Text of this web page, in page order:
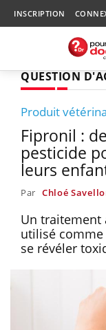
INSCRIPTION
QUESTION
Produit
Fipronil :
pesticide
leurs
Par Chloé
Un traitement
utilisé
se révéler